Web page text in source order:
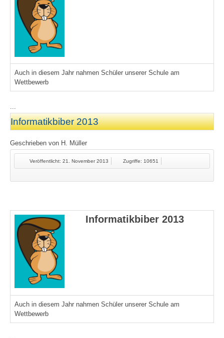
Auch in diesem Jahr nahmen Schüler unserer Schule am
Wettbewerb
...
Informatikbiber 2013
Geschrieben von H. Müller
Veröffentlicht: 21. November 2013 Zugriffe: 10651
Informatikbiber 2013
Auch in diesem Jahr nahmen Schüler unserer Schule am
Wettbewerb